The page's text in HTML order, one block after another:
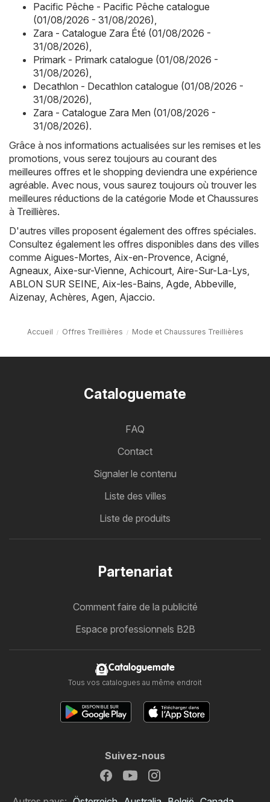
Pacific Pêche - Pacific Pêche catalogue
(01/08/2026 - 31/08/2026),
Zara - Catalogue Zara Été (01/08/2026 -
31/08/2026),
Primark - Primark catalogue (01/08/2026 -
31/08/2026),
Decathlon - Decathlon catalogue (01/08/2026 -
31/08/2026),
Zara - Catalogue Zara Men (01/08/2026 -
31/08/2026).
Grâce à nos informations actualisées sur les remises et les
promotions, vous serez toujours au courant des
meilleures offres et le shopping deviendra une expérience
agréable. Avec nous, vous saurez toujours où trouver les
meilleures réductions de la catégorie Mode et Chaussures
à Treillières.
D'autres villes proposent également des offres spéciales.
Consultez également les offres disponibles dans des villes
comme Aigues-Mortes, Aix-en-Provence, Acigné,
Agneaux, Aixe-sur-Vienne, Achicourt, Aire-Sur-La-Lys,
ABLON SUR SEINE, Aix-les-Bains, Agde, Abbeville,
Aizenay, Achères, Agen, Ajaccio.
Accueil Offres Treillières Mode et Chaussures Treillières
Cataloguemate
FAQ
Contact
Signaler le contenu
Liste des villes
Liste de produits
Partenariat
Comment faire de la publicité
Espace professionnels B2B
Cataloguemate
Tous vos catalogues au même endroit
Suivez-nous